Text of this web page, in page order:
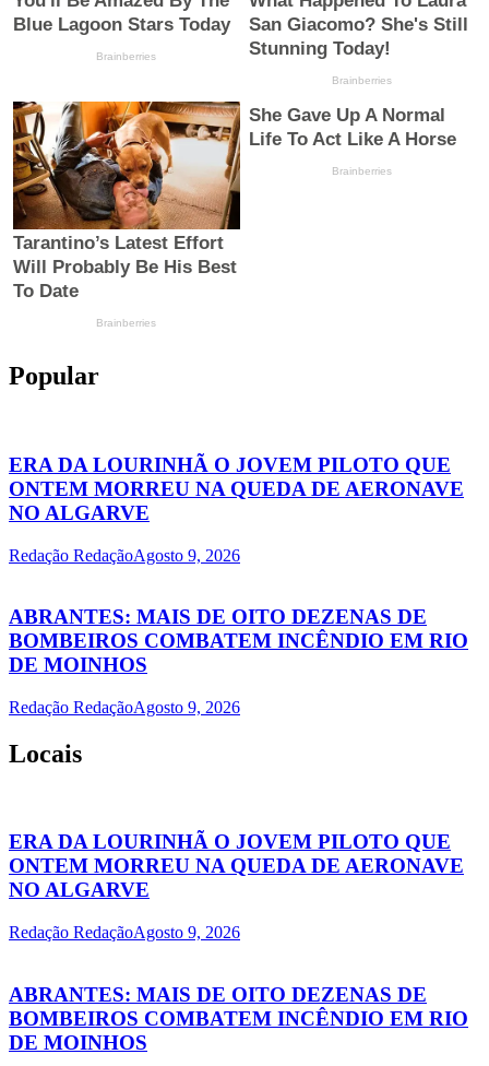
Popular
ERA DA LOURINHÃ O JOVEM PILOTO QUE
ONTEM MORREU NA QUEDA DE AERONAVE
NO ALGARVE
Redação RedaçãoAgosto 9, 2026
ABRANTES: MAIS DE OITO DEZENAS DE
BOMBEIROS COMBATEM INCÊNDIO EM RIO
DE MOINHOS
Redação RedaçãoAgosto 9, 2026
Locais
ERA DA LOURINHÃ O JOVEM PILOTO QUE
ONTEM MORREU NA QUEDA DE AERONAVE
NO ALGARVE
Redação RedaçãoAgosto 9, 2026
ABRANTES: MAIS DE OITO DEZENAS DE
BOMBEIROS COMBATEM INCÊNDIO EM RIO
DE MOINHOS